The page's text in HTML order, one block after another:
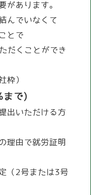
があります。
んでいなくて
とで
くことができ
枠）
で)
出いただける方
理由で就労証明
（2号または3号